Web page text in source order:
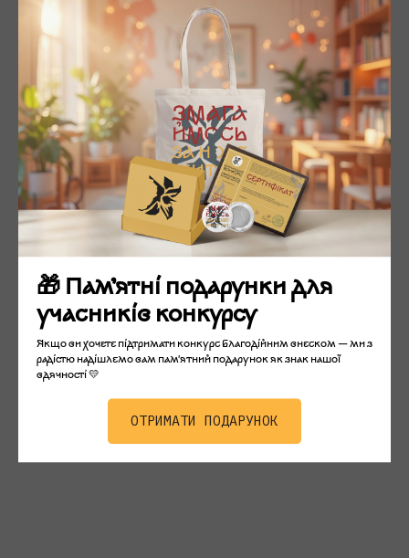
НАУКОВО-ПОШУКОВА
РОБОТА
🎁 Пам’ятні подарунки для
учасників конкурсу
Якщо ви хочете підтримати конкурс благодійним внеском — ми з
радістю надішлемо вам пам'ятний подарунок як знак нашої
вдячності 💛
ОТРИМАТИ ПОДАРУНОК